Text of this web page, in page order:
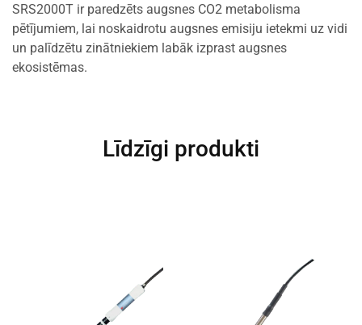
SRS2000T ir paredzēts augsnes CO2 metabolisma
pētījumiem, lai noskaidrotu augsnes emisiju ietekmi uz vidi
un palīdzētu zinātniekiem labāk izprast augsnes
ekosistēmas.
Līdzīgi produkti